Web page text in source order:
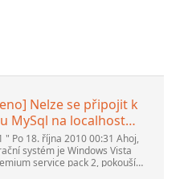
Nelze se připojit k
MySql na localhost
(Zobrazit téma) *
komunity Apache
" Po 18. října 2010 00:31 Ahoj,
systém je Windows Vista
service pack 2, pokouším